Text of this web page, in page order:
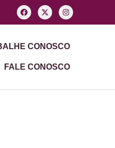
CONOSCO
FALE CONOSCO